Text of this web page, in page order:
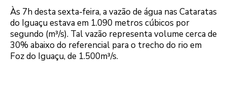
Às 7h desta sexta-feira, a vazão de água nas Cataratas
do Iguaçu estava em 1.090 metros cúbicos por
segundo (m³/s). Tal vazão representa volume cerca de
30% abaixo do referencial para o trecho do rio em
Foz do Iguaçu, de 1.500m³/s.